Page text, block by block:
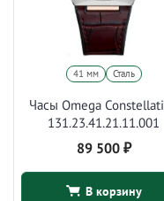
41 мм Сталь
Часы Omega
131.23.41.21.11.001
89 500 ₽
В корзину